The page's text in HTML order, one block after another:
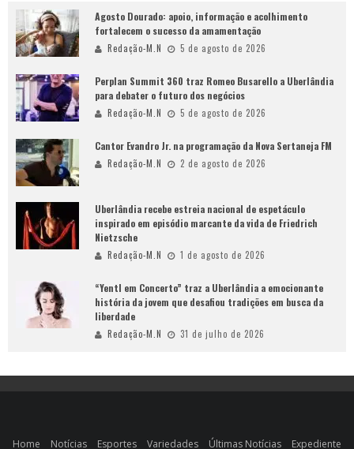
Agosto Dourado: apoio, informação e acolhimento
fortalecem o sucesso da amamentação
Redação-M.N 5 de agosto de 2026
Perplan Summit 360 traz Romeo Busarello a Uberlândia
para debater o futuro dos negócios
Redação-M.N 5 de agosto de 2026
Cantor Evandro Jr. na programação da Nova Sertaneja FM
Redação-M.N 2 de agosto de 2026
Uberlândia recebe estreia nacional de espetáculo
inspirado em episódio marcante da vida de Friedrich
Nietzsche
Redação-M.N 1 de agosto de 2026
“Yentl em Concerto” traz a Uberlândia a emocionante
história da jovem que desafiou tradições em busca da
liberdade
Redação-M.N 31 de julho de 2026
Home Notícias Esportes Variedades Últimas Notícias Expediente